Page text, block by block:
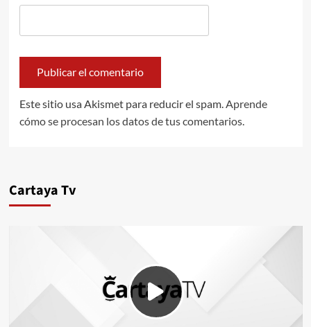
Este sitio usa Akismet para reducir el spam. Aprende
cómo se procesan los datos de tus comentarios.
Cartaya Tv